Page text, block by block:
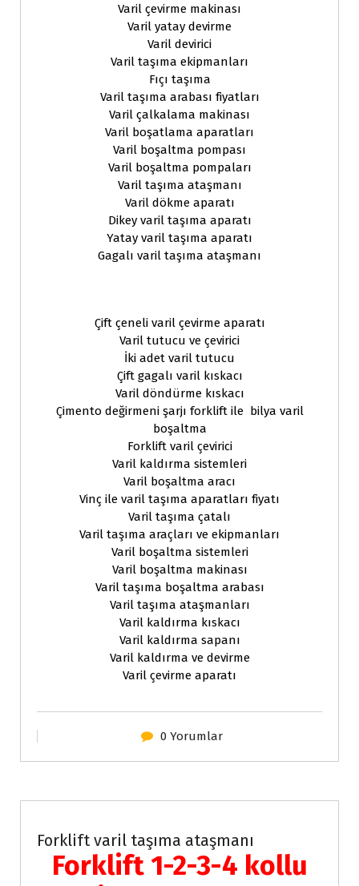
Varil çevirme makinası
Varil yatay devirme
Varil devirici
Varil taşıma ekipmanları
Fıçı taşıma
Varil taşıma arabası fiyatları
Varil çalkalama makinası
Varil boşatlama aparatları
Varil boşaltma pompası
Varil boşaltma pompaları
Varil taşıma ataşmanı
Varil dökme aparatı
Dikey varil taşıma aparatı
Yatay varil taşıma aparatı
Gagalı varil taşıma ataşmanı
Çift çeneli varil çevirme aparatı
Varil tutucu ve çevirici
İki adet varil tutucu
Çift gagalı varil kıskacı
Varil döndürme kıskacı
Çimento değirmeni şarjı forklift ile bilya varil
boşaltma
Forklift varil çevirici
Varil kaldırma sistemleri
Varil boşaltma aracı
Vinç ile varil taşıma aparatları fiyatı
Varil taşıma çatalı
Varil taşıma araçları ve ekipmanları
Varil boşaltma sistemleri
Varil boşaltma makinası
Varil taşıma boşaltma arabası
Varil taşıma ataşmanları
Varil kaldırma kıskacı
Varil kaldırma sapanı
Varil kaldırma ve devirme
Varil çevirme aparatı
0 Yorumlar
Forklift varil taşıma ataşmanı
Forklift 1-2-3-4 kollu